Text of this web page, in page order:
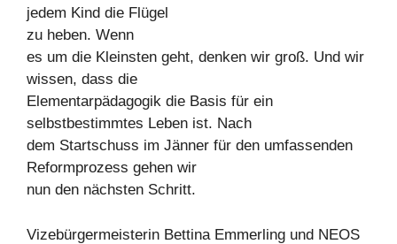
jedem Kind die Flügel
zu heben. Wenn
es um die Kleinsten geht, denken wir groß. Und wir
wissen, dass die
Elementarpädagogik die Basis für ein
selbstbestimmtes Leben ist. Nach
dem Startschuss im Jänner für den umfassenden
Reformprozess gehen wir
nun den nächsten Schritt.
Vizebürgermeisterin Bettina Emmerling und NEOS